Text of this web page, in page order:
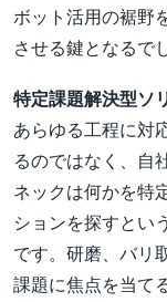
ボット活用の裾野
させる鍵となるで
特定課題解決型ソ
あらゆる工程に対
るのではなく、自
ネックは何かを特
ションを探すとい
です。研磨、バリ
課題に焦点を当て